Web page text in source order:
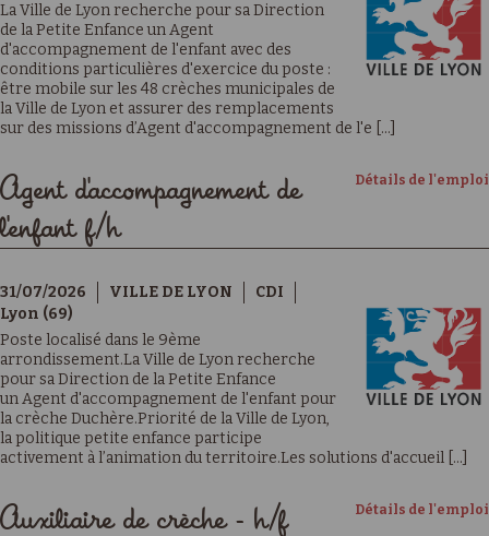
La Ville de Lyon recherche pour sa Direction
de la Petite Enfance un Agent
d'accompagnement de l'enfant avec des
conditions particulières d'exercice du poste :
être mobile sur les 48 crèches municipales de
la Ville de Lyon et assurer des remplacements
sur des missions d’Agent d'accompagnement de l'e [...]
Détails de l'emploi
Agent d'accompagnement de
l'enfant f/h
31/07/2026 VILLE DE LYON
CDI
Lyon (69)
Poste localisé dans le 9ème
arrondissement.La Ville de Lyon recherche
pour sa Direction de la Petite Enfance
un Agent d'accompagnement de l'enfant pour
la crèche Duchère.Priorité de la Ville de Lyon,
la politique petite enfance participe
activement à l’animation du territoire.Les solutions d'accueil [...]
Détails de l'emploi
Auxiliaire de crèche - h/f